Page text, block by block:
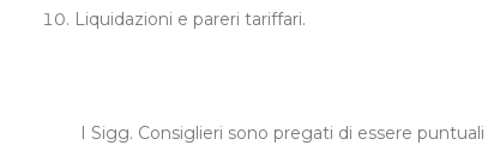
Liquidazioni e pareri tariffari.
I Sigg. Consiglieri sono pregati di essere